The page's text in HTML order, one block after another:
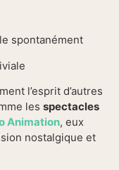
spontanément
l’esprit d’autres
les spectacles
Animation, eux
nostalgique et